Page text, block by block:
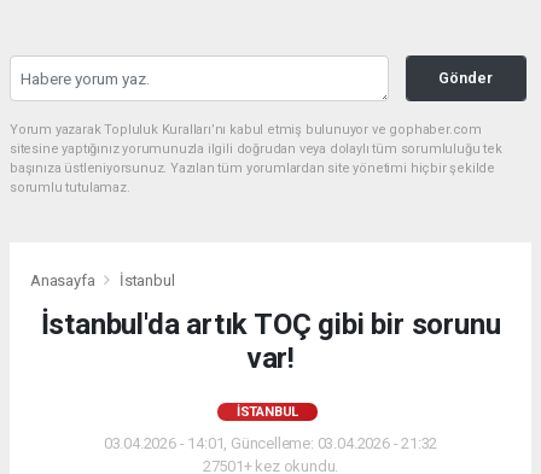
Gönder
Yorum yazarak Topluluk Kuralları’nı kabul etmiş bulunuyor ve gophaber.com
sitesine yaptığınız yorumunuzla ilgili doğrudan veya dolaylı tüm sorumluluğu tek
başınıza üstleniyorsunuz. Yazılan tüm yorumlardan site yönetimi hiçbir şekilde
sorumlu tutulamaz.
Anasayfa İstanbul
İstanbul'da artık TOÇ gibi bir sorunu
var!
İSTANBUL
03.04.2026 - 14:01, Güncelleme: 03.04.2026 - 21:32
27501+ kez okundu.